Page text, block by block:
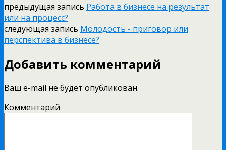
предыдущая запись Работа в бизнесе на результат
или на процесс?
следующая запись Молодость - приговор или
перспектива в бизнесе?
Добавить комментарий
Ваш e-mail не будет опубликован.
Комментарий